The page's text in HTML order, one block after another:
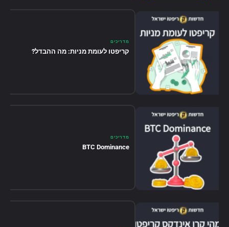
מדריכים
קריפטו לעומת מניות: מה ההבדל?
מדריכים
BTC Dominance